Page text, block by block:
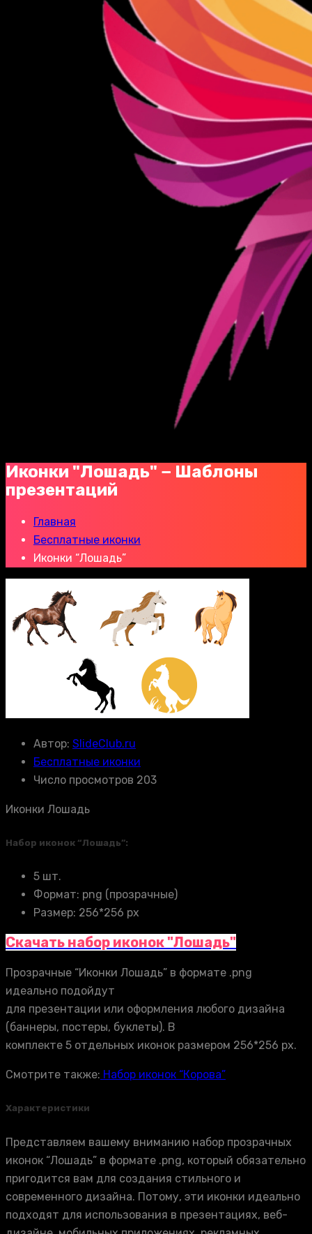
Иконки "Лошадь" − Шаблоны
презентаций
Главная
Бесплатные иконки
Иконки “Лошадь”
Автор: SlideClub.ru
Бесплатные иконки
Число просмотров 203
Иконки Лошадь
Набор иконок “Лошадь”:
5 шт.
Формат: png (прозрачные)
Размер: 256*256 px
Скачать набор иконок "Лошадь"
Прозрачные “Иконки Лошадь” в формате .png
идеально подойдут
для презентации или оформления любого дизайна
(баннеры, постеры, буклеты). В
комплекте 5 отдельных иконок размером 256*256 px.
Смотрите также: Набор иконок “Корова”
Характеристики
Представляем вашему вниманию набор прозрачных
иконок “Лошадь” в формате .png, который обязательно
пригодится вам для создания стильного и
современного дизайна. Потому, эти иконки идеально
подходят для использования в презентациях, веб-